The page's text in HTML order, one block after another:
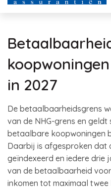
in 2027
De betaalbaarheidsgrens
van de NHG-grens en
betaalbare koopwoningen
Daarbij is afgesproken dat
geïndexeerd en iedere drie
van de betaalbaarheid
inkomen tot maximaal